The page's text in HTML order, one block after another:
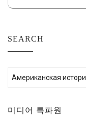
SEARCH
Search
미디어 특파원